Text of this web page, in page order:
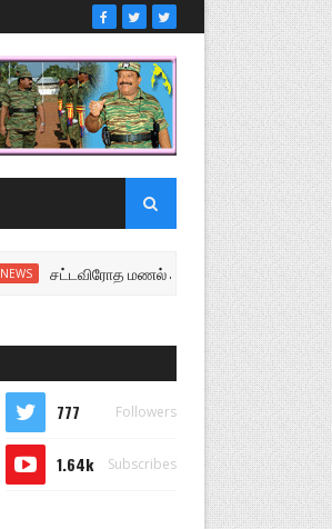
சட்டவிரோத மணல் அகழ்வு விசாரணைக்கு சென்ற
777 Followers
1.64k Subscribes